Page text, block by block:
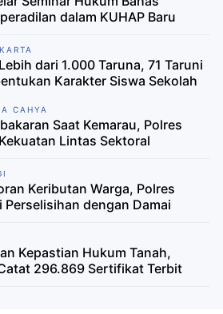
dalam KUHAP Baru
dari 1.000 Taruna, 71 Taruni
Karakter Siswa Sekolah
CAHYA
Saat Kemarau, Polres
Lintas Sektoral
Keributan Warga, Polres
dengan Damai
Kepastian Hukum Tanah,
296.869 Sertifikat Terbit